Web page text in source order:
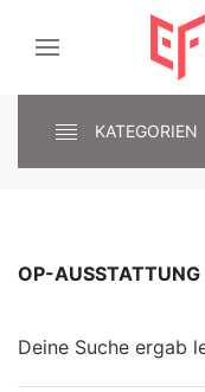
KATEGORIEN
OP-AUSSTATTUNG
Deine Suche ergab